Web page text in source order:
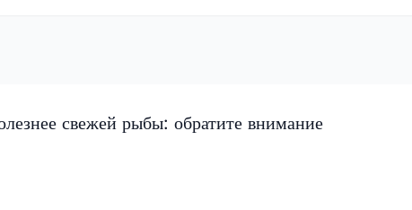
свежей рыбы: обратите внимание